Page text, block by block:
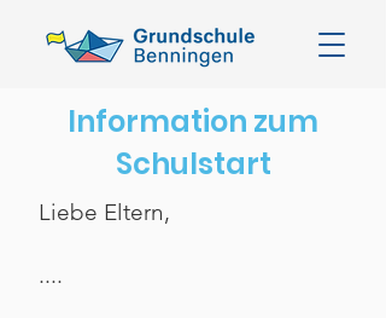
Information zum
Schulstart
Liebe Eltern,
....